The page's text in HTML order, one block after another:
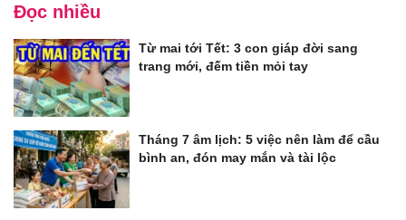
Đọc nhiều
Từ mai tới Tết: 3 con giáp đời sang
trang mới, đếm tiền mỏi tay
Tháng 7 âm lịch: 5 việc nên làm để cầu
bình an, đón may mắn và tài lộc